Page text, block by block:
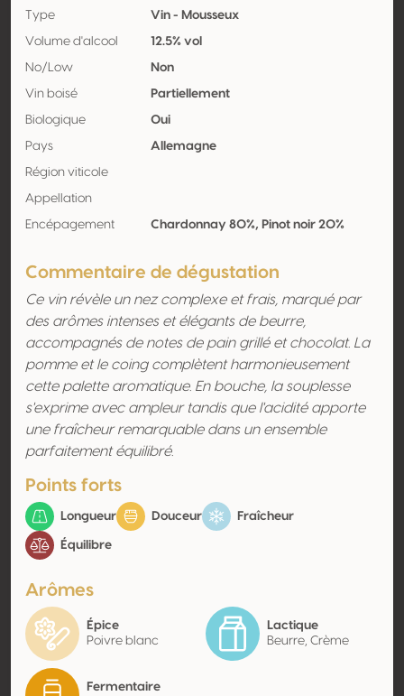
Type Vin - Mousseux
Volume d'alcool 12.5% vol
No/Low Non
Vin boisé Partiellement
Biologique Oui
Pays Allemagne
Région viticole
Appellation
Encépagement Chardonnay 80%, Pinot noir 20%
Commentaire de dégustation
Ce vin révèle un nez complexe et frais, marqué par
des arômes intenses et élégants de beurre,
accompagnés de notes de pain grillé et chocolat. La
pomme et le coing complètent harmonieusement
cette palette aromatique. En bouche, la souplesse
s'exprime avec ampleur tandis que l'acidité apporte
une fraîcheur remarquable dans un ensemble
parfaitement équilibré.
Points forts
Longueur Douceur Fraîcheur
Équilibre
Arômes
Épice
Poivre blanc
Lactique
Beurre, Crème
Fermentaire